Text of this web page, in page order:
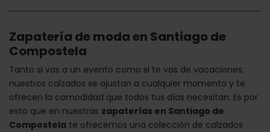
Zapatería de moda en Santiago de
Compostela
Tanto si vas a un evento como si te vas de vacaciones,
nuestros calzados se ajustan a cualquier momento y te
ofrecen la comodidad que todos tus días necesitan. Es por
esto que en nuestras zapaterías en Santiago de
Compostela te ofrecemos una colección de calzados